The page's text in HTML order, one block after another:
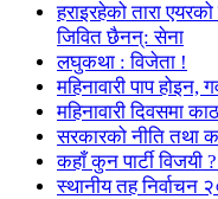
हराइरहेको तारा
जिवित छैनन्: सेना
लघुकथा : विजेता !
महिनावारी पाप होइन,
महिनावारी दिवसमा
सरकारको नीति तथा
कहाँ कुन पार्टी विजयी
स्थानीय तह